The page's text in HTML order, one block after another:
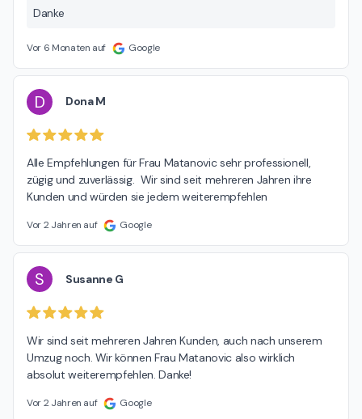
Danke
Vor 6 Monaten auf Google
D Dona M
Alle Empfehlungen für Frau Matanovic sehr professionell,
zügig und zuverlässig.  Wir sind seit mehreren Jahren ihre
Kunden und würden sie jedem weiterempfehlen
Vor 2 Jahren auf Google
S Susanne G
Wir sind seit mehreren Jahren Kunden, auch nach unserem
Umzug noch. Wir können Frau Matanovic also wirklich
absolut weiterempfehlen. Danke!
Vor 2 Jahren auf Google